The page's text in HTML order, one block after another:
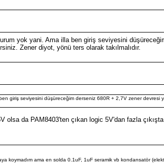
yok yani. Ama illa ben giriş seviyesini
Zener diyot, yönü ters olarak takılmalıdır.
giriş seviyesini düşüreceğim derseniz 680R + 2,7V zener
da PAM8403'ten çıkan logic 5V'dan fazla
koymadım ama en solda 0.1uF, 1uF seramik vb kondansatör